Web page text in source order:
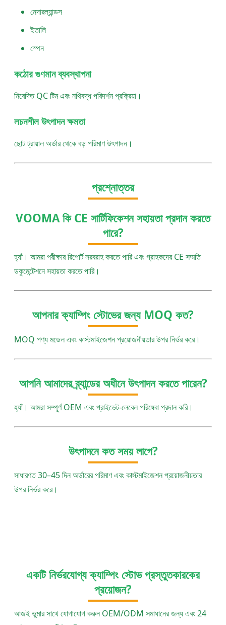
নেদারল্যান্ডস
ইতালি
স্পেন
কঠোর গুণমান ব্যবস্থাপনা
নিবেদিত QC টিম এবং নথিবদ্ধ পরিদর্শন প্রক্রিয়া।
লচনশীল উৎপাদন ক্ষমতা
ছোট ট্রায়াল অর্ডার থেকে বড় পরিমাণ উৎপাদন।
প্রশ্নোত্তর
VOOMA কি CE সার্টিফিকেশন সহায়তা প্রদান করতে
পারে?
হ্যাঁ। আমরা পরীক্ষার রিপোর্ট সরবরাহ করতে পারি এবং গ্রাহকদের CE সম্মতি
ডকুমেন্টেশনে সহায়তা করতে পারি।
আপনার ক্যাম্পিং স্টোভের জন্য MOQ কত?
MOQ পণ্য মডেল এবং কাস্টমাইজেশন প্রয়োজনীয়তার উপর নির্ভর করে।
আপনি আমাদের ব্র্যান্ডের অধীনে উৎপাদন করতে পারেন?
হ্যাঁ। আমরা সম্পূর্ণ OEM এবং প্রাইভেট-লেবেল পরিষেবা প্রদান করি।
উৎপাদনে কত সময় লাগে?
সাধারণত 30–45 দিন অর্ডারের পরিমাণ এবং কাস্টমাইজেশন প্রয়োজনীয়তার
উপর নির্ভর করে।
একটি নির্ভরযোগ্য ক্যাম্পিং স্টোভ প্রস্তুতকারকের
প্রয়োজন?
আজই ভুমার সাথে যোগাযোগ করুন OEM/ODM সমাধানের জন্য এবং 24